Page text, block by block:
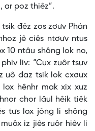
ar poz thiêz”.
đêz zos zơưv Phàn
jê ciês ntơưv ntus
10 ntâu shông lok no,
liv: “Cux zuôr tsuv
uô đaz tsik lok cxơưx
hênhr mak xix xưz
chor lâul hêik tiêk
tưs lox jông li shông
iz jiês ruôr hiêv li